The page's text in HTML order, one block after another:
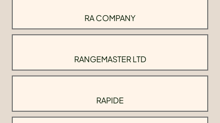
RA COMPANY
RANGEMASTER LTD
RAPIDE